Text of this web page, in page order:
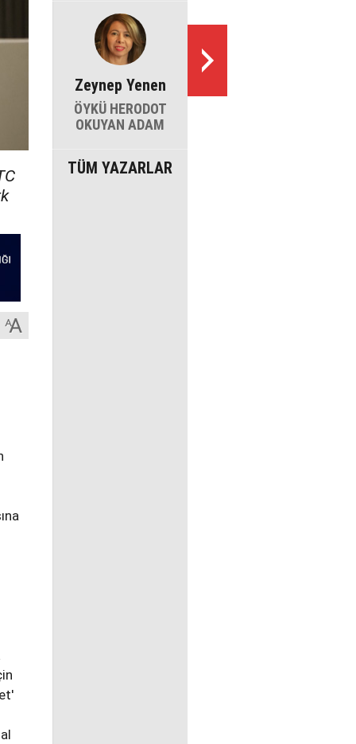
Zeynep Yenen
ÖYKÜ HERODOT
OKUYAN ADAM
TÜM YAZARLAR